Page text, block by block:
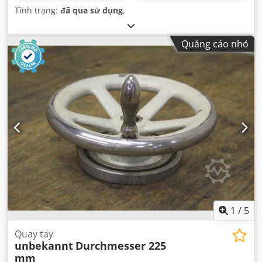
Tình trạng: đã qua sử dụng,
Quảng cáo nhỏ
1 / 5
Quay tay
unbekannt Durchmesser 225
mm